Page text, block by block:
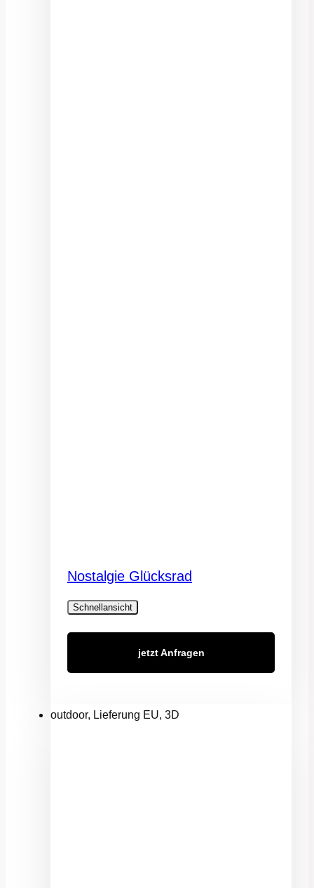
Nostalgie Glücksrad
Schnellansicht
jetzt Anfragen
outdoor, Lieferung EU, 3D